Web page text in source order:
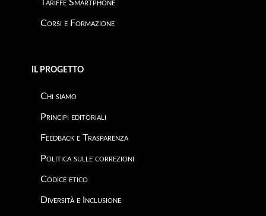
Tariffe Smartphone
Corsi e Formazione
IL PROGETTO
Chi siamo
Principi editoriali
Feedback e Trasparenza
Politica sulle correzioni
Codice etico
Diversità e Inclusione